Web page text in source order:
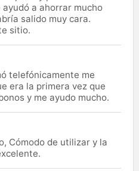
a ahorrar mucho
salido muy cara.
sitio.
telefónicamente me
era la primera vez que
y me ayudo mucho.
Cómodo de utilizar y la